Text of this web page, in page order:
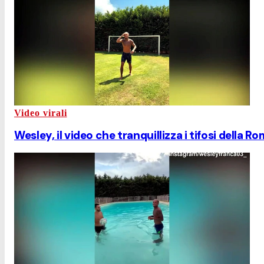
Video virali
Wesley, il video che tranquillizza i tifosi della